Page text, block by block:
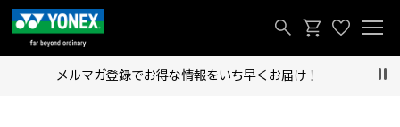
メルマガ登録でお得な情報をいち早くお届け！